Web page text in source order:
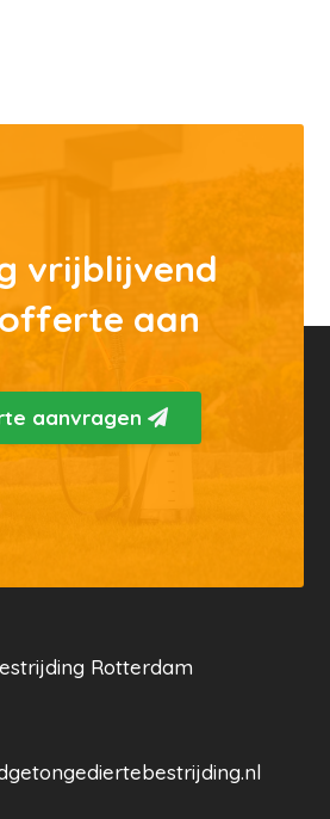
vrijblijvend
aan
aanvragen
Rotterdam